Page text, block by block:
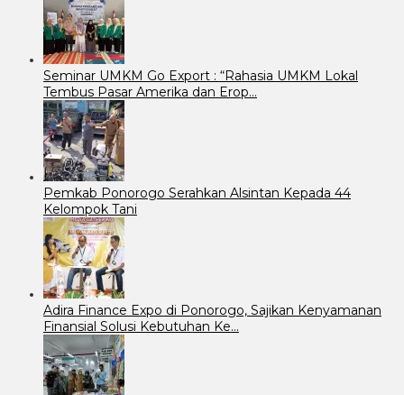
Seminar UMKM Go Export : “Rahasia UMKM Lokal
Tembus Pasar Amerika dan Erop…
Pemkab Ponorogo Serahkan Alsintan Kepada 44
Kelompok Tani
Adira Finance Expo di Ponorogo, Sajikan Kenyamanan
Finansial Solusi Kebutuhan Ke…